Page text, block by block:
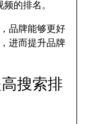
的排名。
品牌能够更好
进而提升品牌
搜索排